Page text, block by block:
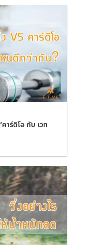
าร์ดิโอ กับ เวท